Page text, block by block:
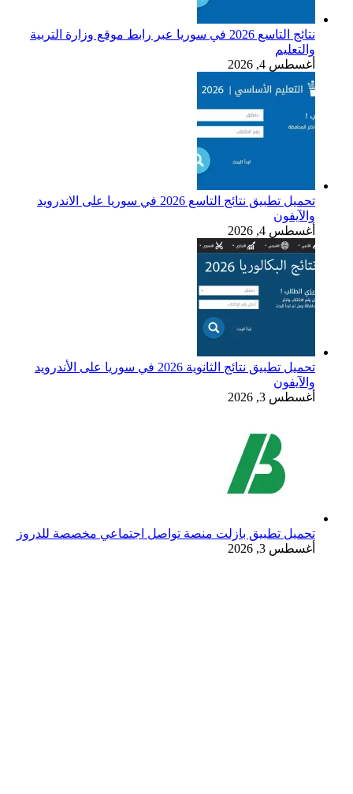
نتائج التاسع 2026 في سوريا عبر رابط موقع وزارة التربية
والتعليم
أغسطس 4, 2026
تحميل تطبيق نتائج التاسع 2026 في سوريا على الاندرويد
والآيفون
أغسطس 4, 2026
تحميل تطبيق نتائج الثانوية 2026 في سوريا على الأندرويد
والآيفون
أغسطس 3, 2026
تحميل تطبيق بازلت منصة تواصل اجتماعي مخصصة للدروز
أغسطس 3, 2026